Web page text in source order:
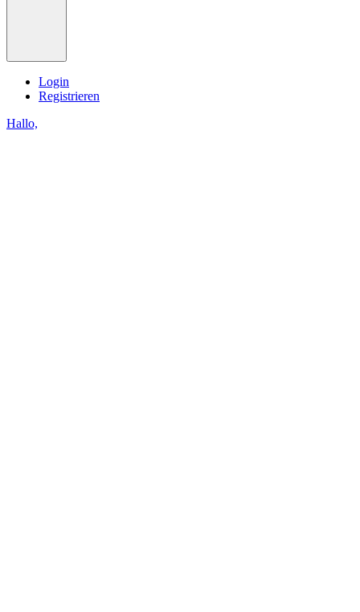
Login
Registrieren
Hallo,